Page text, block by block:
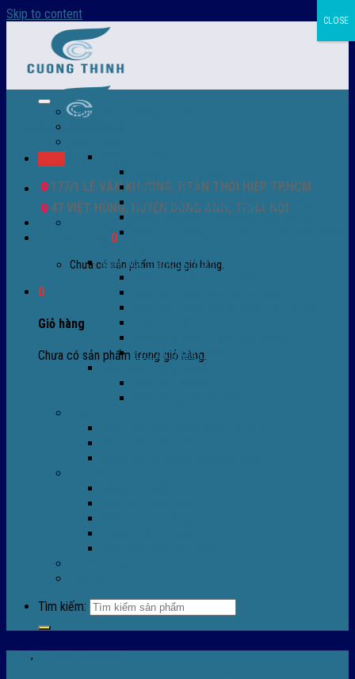
Skip to content
177/1 LÊ VĂN KHƯƠNG, P.TÂN THỚI HIỆP TP.HCM
47 VIỆT HÙNG, HUYỆN ĐÔNG ANH, TP.HÀ NỘI
0932 756 950
0
Chưa có sản phẩm trong giỏ hàng.
0
Giỏ hàng
Chưa có sản phẩm trong giỏ hàng.
Trang chủ – Màng co POF
Màng co PVC
Màng quấn PALLET- màng PE- màng chit
Màng skinpack - skinfilm - hút sát da
Máy bọc màng co POF
Phụ tùng thay thế
Tìm kiếm:
,
CLOSE